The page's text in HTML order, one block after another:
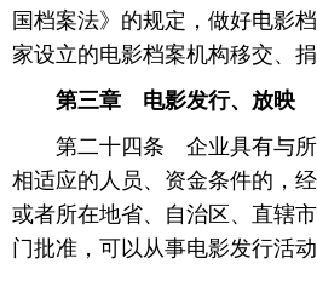
国档案法》的规定，做好电影
家设立的电影档案机构移交、
第三章 电影发行、放映
第二十四条 企业具有与所
相适应的人员、资金条件的，
或者所在地省、自治区、直辖
门批准，可以从事电影发行活动